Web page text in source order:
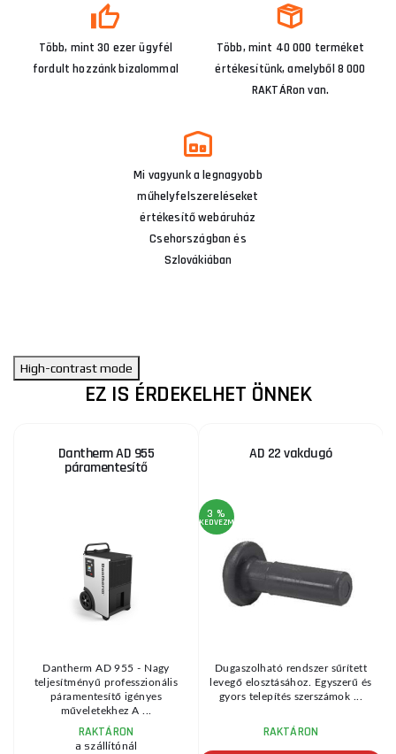
Több, mint 30 ezer ügyfél
fordult hozzánk bizalommal
Több, mint 40 000 terméket
értékesítünk, amelyből 8 000
RAKTÁRon van.
Mi vagyunk a legnagyobb
műhelyfelszereléseket
értékesítő webáruház
Csehországban és
Szlovákiában
High-contrast mode
EZ IS ÉRDEKELHET ÖNNEK
Dantherm AD 955
páramentesítő
Dantherm AD 955 - Nagy
teljesítményű professzionális
páramentesítő igényes
műveletekhez A ...
RAKTÁRON
a szállítónál
AD 22 vakdugó
3 %
KEDVEZMÉNY
Dugaszolható rendszer sűrített
levegő elosztásához. Egyszerű és
gyors telepítés szerszámok ...
RAKTÁRON